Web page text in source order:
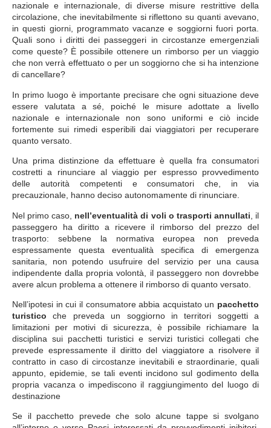
nazionale e internazionale, di diverse misure restrittive della
circolazione, che inevitabilmente si riflettono su quanti avevano,
in questi giorni, programmato vacanze e soggiorni fuori porta.
Quali sono i diritti dei passeggeri in circostanze emergenziali
come queste? È possibile ottenere un rimborso per un viaggio
che non verrà effettuato o per un soggiorno che si ha intenzione
di cancellare?
In primo luogo è importante precisare che ogni situazione deve
essere valutata a sé, poiché le misure adottate a livello
nazionale e internazionale non sono uniformi e ciò incide
fortemente sui rimedi esperibili dai viaggiatori per recuperare
quanto versato.
Una prima distinzione da effettuare è quella fra consumatori
costretti a rinunciare al viaggio per espresso provvedimento
delle autorità competenti e consumatori che, in via
precauzionale, hanno deciso autonomamente di rinunciare.
Nel primo caso, nell’eventualità di voli o trasporti annullati , il
passeggero ha diritto a ricevere il rimborso del prezzo del
trasporto: sebbene la normativa europea non preveda
espressamente questa eventualità specifica di emergenza
sanitaria, non potendo usufruire del servizio per una causa
indipendente dalla propria volontà, il passeggero non dovrebbe
avere alcun problema a ottenere il rimborso di quanto versato.
Nell’ipotesi in cui il consumatore abbia acquistato un pacchetto
turistico che preveda un soggiorno in territori soggetti a
limitazioni per motivi di sicurezza, è possibile richiamare la
disciplina sui pacchetti turistici e servizi turistici collegati che
prevede espressamente il diritto del viaggiatore a risolvere il
contratto in caso di circostanze inevitabili e straordinarie, quali
appunto, epidemie, se tali eventi incidono sul godimento della
propria vacanza o impediscono il raggiungimento del luogo di
destinazione
Se il pacchetto prevede che solo alcune tappe si svolgano